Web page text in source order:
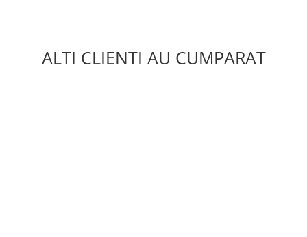
ALTI CLIENTI AU CUMPARAT